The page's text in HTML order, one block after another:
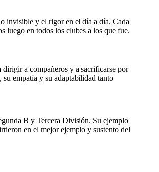
invisible y el rigor en el día a día. Cada
luego en todos los clubes a los que fue.
dirigir a compañeros y a sacrificarse por
empatía y su adaptabilidad tanto
B y Tercera División. Su ejemplo
en el mejor ejemplo y sustento del